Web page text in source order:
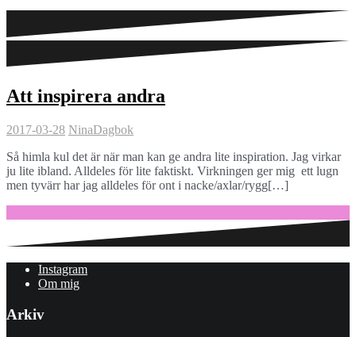
Att inspirera andra
2017-03-28 NinaDagbok
Så himla kul det är när man kan ge andra lite inspiration. Jag virkar
ju lite ibland. Alldeles för lite faktiskt. Virkningen ger mig ett lugn
men tyvärr har jag alldeles för ont i nacke/axlar/rygg[…]
Instagram
Om mig
Arkiv